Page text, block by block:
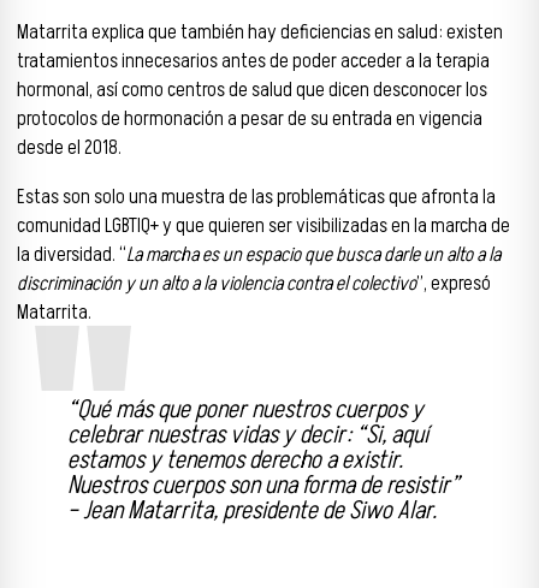
Matarrita explica que también hay deficiencias en salud: existen
tratamientos innecesarios antes de poder acceder a la terapia
hormonal, así como centros de salud que dicen desconocer los
protocolos de hormonación a pesar de su entrada en vigencia
desde el 2018.
Estas son solo una muestra de las problemáticas que afronta la
comunidad LGBTIQ+ y que quieren ser visibilizadas en la marcha de
la diversidad. “La marcha es un espacio que busca darle un alto a la
discriminación y un alto a la violencia contra el colectivo”, expresó
Matarrita.
“Qué más que poner nuestros cuerpos y
celebrar nuestras vidas y decir: “Si, aquí
estamos y tenemos derecho a existir.
Nuestros cuerpos son una forma de resistir”
– Jean Matarrita, presidente de Siwo Alar.